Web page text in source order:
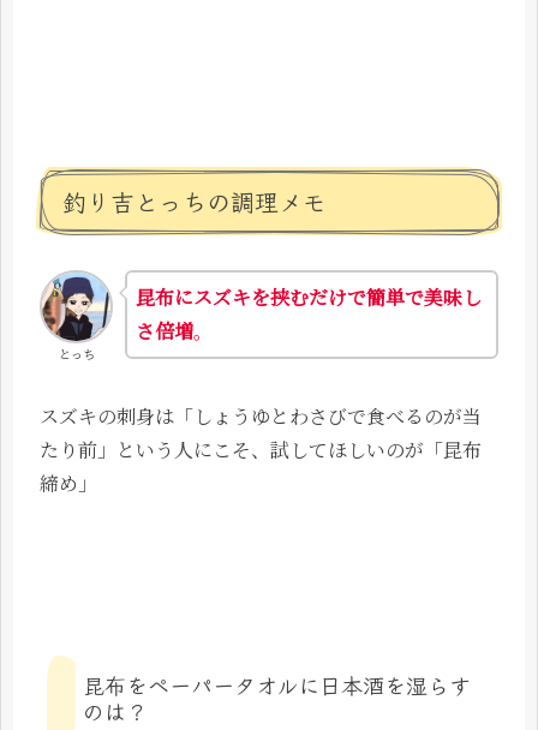
釣り吉とっちの調理 メモ
とっち
昆布にスズキを挟むだけで簡単で美味し
さ倍増。
スズキの刺身は「しょうゆとわさびで食べるのが当
たり前」という人にこそ、試してほしいのが「昆布
締め」
昆布をペーパータオルに日本酒を湿らす
のは？